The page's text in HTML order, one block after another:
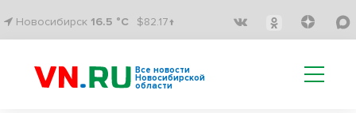
Новосибирск 16.5 °C $82.17↑
Все новости
Новосибирской
области